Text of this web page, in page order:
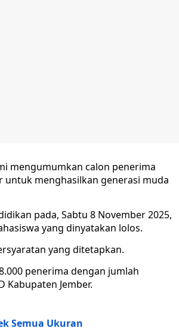
mengumumkan calon penerima
untuk menghasilkan generasi muda
pada, Sabtu 8 November 2025,
yang dinyatakan lolos.
yang ditetapkan.
penerima dengan jumlah
Kabupaten Jember.
Semua Ukuran